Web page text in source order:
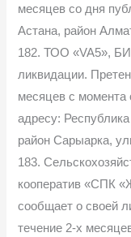
месяцев со дня
Астана, район
182. ТОО «VA5»,
ликвидации.
месяцев с момента
адресу:
район Сарыарка,
183.
кооператив «СПК
сообщает о своей
течение 2-х